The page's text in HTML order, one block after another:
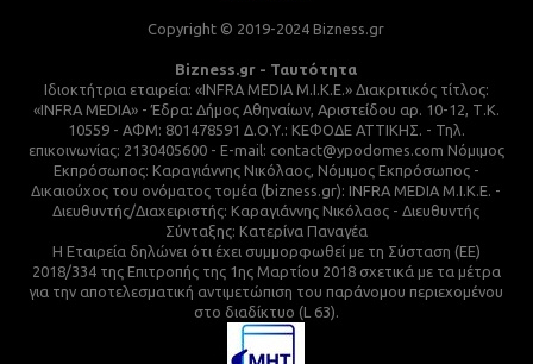
Copyright © 2019-2024 Bizness.gr
Bizness.gr - Ταυτότητα
Ιδιοκτήτρια εταιρεία: «INFRA MEDIA M.I.K.E.» Διακριτικός τίτλος:
«INFRA MEDIA» - Έδρα: Δήμος Αθηναίων, Αριστείδου αρ. 10-12, Τ.Κ.
10559 - ΑΦΜ: 801478591 Δ.Ο.Υ.: ΚΕΦΟΔΕ ΑΤΤΙΚΗΣ. - Τηλ.
επικοινωνίας: 2130405600 - E-mail: contact@ypodomes.com Νόμιμος
Εκπρόσωπος: Καραγιάννης Νικόλαος, Νόμιμος Εκπρόσωπος -
Δικαιούχος του ονόματος τομέα (bizness.gr): INFRA MEDIA M.I.K.E. -
Διευθυντής/Διαχειριστής: Καραγιάννης Νικόλαος - Διευθυντής
Σύνταξης: Κατερίνα Παναγέα
Η Εταιρεία δηλώνει ότι έχει συμμορφωθεί με τη Σύσταση (ΕΕ)
2018/334 της Επιτροπής της 1ης Μαρτίου 2018 σχετικά με τα μέτρα
για την αποτελεσματική αντιμετώπιση του παράνομου περιεχομένου
στο διαδίκτυο (L 63).